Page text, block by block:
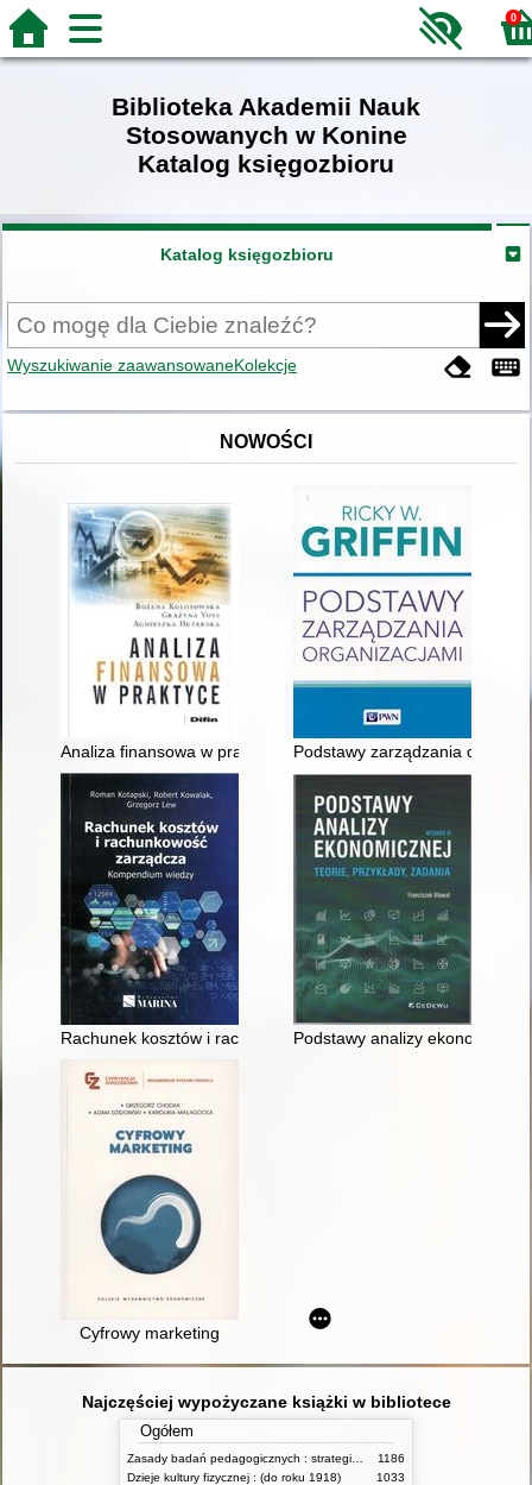
0
Biblioteka Akademii Nauk
Stosowanych w Konine
Katalog księgozbioru
Katalog księgozbioru
Wyszukiwanie zaawansowaneKolekcje
NOWOŚCI
Analiza finansowa w praktyce Podstawy zarządzania
Rachunek kosztów i rachunkowość zarządcza : kompendium
Podstawy analizy
Cyfrowy marketing
Najczęściej wypożyczane książki w bibliotece
Ogółem
1186
Dzieje kultury fizycznej : (do roku 1918)
1033